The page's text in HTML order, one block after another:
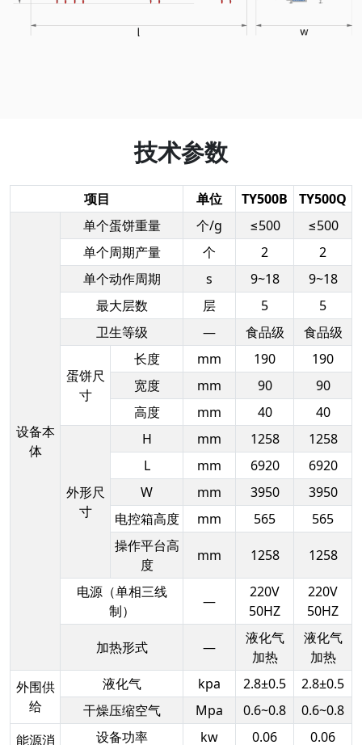
技术参数
项目 单位 TY500B TY500Q
设备本
体
单个蛋饼重量 个/g ≤500
≤500
单个周期产量
个 2
2
单个动作周期
s 9~18
9~18
最大层数
层 5
5
卫生等级
— 食品级 食品级
蛋饼尺
寸
长度 mm 190
190
宽度
mm 90
90
高度
mm 40 40
外形尺
寸
H mm 1258
1258
L
mm 6920
6920
W
mm 3950
3950
电控箱高度
mm 565
565
操作平台高
度
mm 1258 1258
电源（单相三线
制）
—
220V
50HZ
220V
50HZ
加热形式 —
液化气
加热
液化气
加热
外围供
给
液化气 kpa 2.8±0.5
2.8±0.5
干燥压缩空气
Mpa 0.6~0.8
0.6~0.8
能源消
设备功率 kw 0.06
0.06